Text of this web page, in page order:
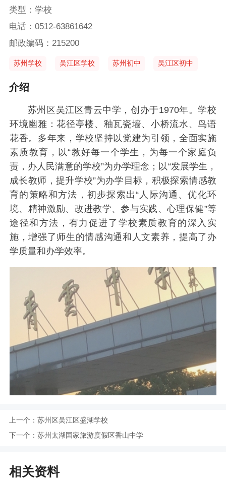
类型：学校
电话：0512-63861642
邮政编码：215200
苏州学校 吴江区学校 苏州初中 吴江区初中
介绍
苏州区吴江区青云中学，创办于1970年。学校
环境幽雅：花径亭楼、釉瓦瓷墙、小桥流水、鸟语
花香。多年来，学校坚持以党建为引领，全面实施
素质教育，以“教好每一个学生，为每一个家庭负
责，办人民满意的学校”为办学理念；以“发展学生，
成长教师，提升学校”为办学目标，积极探索情感教
育的策略和方法，初步探索出“人际沟通、优化环
境、精神激励、改进教学、参与实践、心理保健”等
途径和方法，有力促进了学校素质教育的深入实
施，增强了师生的情感沟通和人文素养，提高了办
学质量和办学效率。
上一个： 苏州区吴江区盛湖学校
下一个： 苏州太湖国家旅游度假区香山中学
相关资料